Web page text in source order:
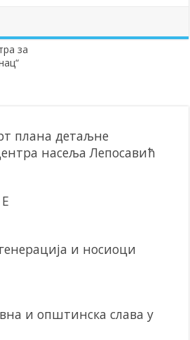
развоју привреде и
академијом у Сочаници
и грдови уручили поклон
СкиПас 2024
за
плана детаљне
насеља Лепосавић
и носиоци
и општинска слава у